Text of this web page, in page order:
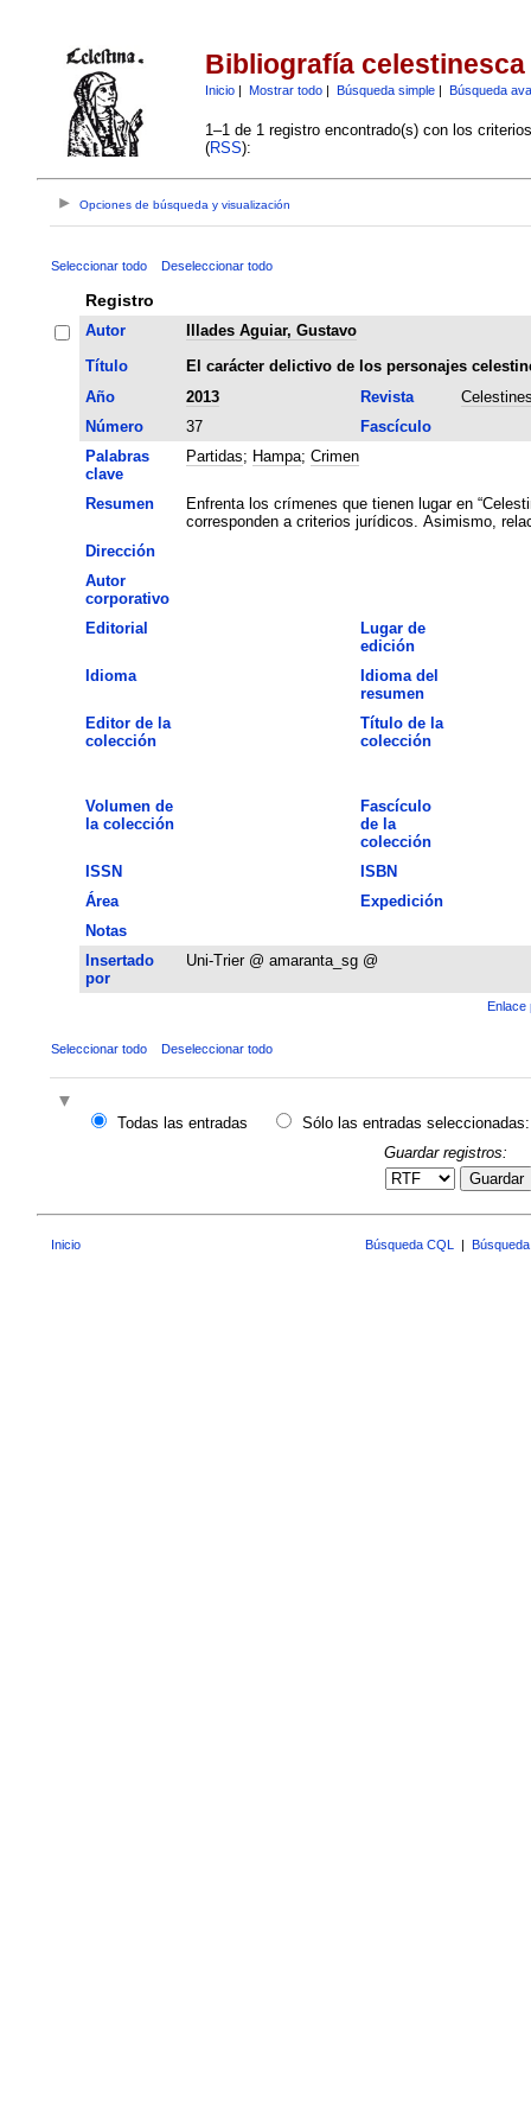
Bibliografía celestinesca
Inicio| Mostrar todo| Búsqueda simple| Búsqueda
1–1 de 1 registro encontrado(s) con los
(RSS):
Opciones de búsqueda y visualización
Seleccionar todo Deseleccionar todo
Registro
Autor
Illades Aguiar, Gustavo
Título
El carácter delictivo de los personajes
Año
2013 Revista
Número
37
Fascículo
Palabras
clave
Partidas; Hampa; Crimen
Resumen
Enfrenta los crímenes que tienen lugar en
corresponden a criterios jurídicos. Asimismo,
Dirección
Autor
corporativo
Editorial
Lugar de
edición
Idioma
Idioma del
resumen
Editor de la
colección
Título de la
colección
Volumen de
la colección
Fascículo
de la
colección
ISSN
ISBN
Área
Expedición
Notas
Insertado
por
Uni-Trier @ amaranta_sg @
Enlace
Seleccionar todo Deseleccionar todo
Todas las entradas
Sólo las entradas seleccionadas:
Guardar registros:
Guardar
Inicio Búsqueda CQL